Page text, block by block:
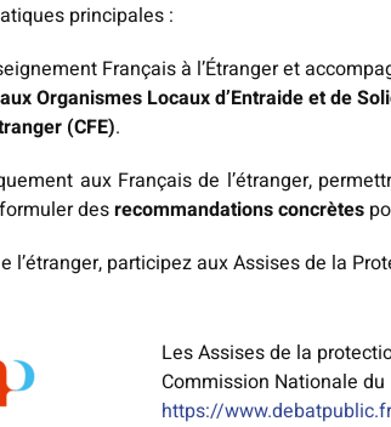
principales :
Français à l’Étranger et
Organismes Locaux d’Entraide et de
(CFE).
aux Français de l’étranger,
desrecommandations concrètes
participez aux Assises de la
Les Assises de la
Commission Nationale
https://